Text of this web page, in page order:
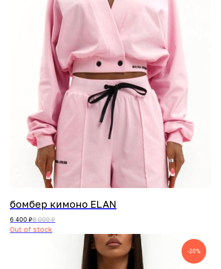
бомбер кимоно ELAN
6 400 ₽8 000 ₽
Out of stock
-20%